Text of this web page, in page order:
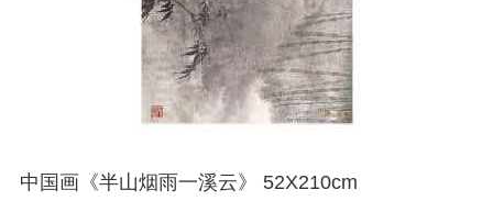
中国画《半山烟雨一溪云》 52X210cm